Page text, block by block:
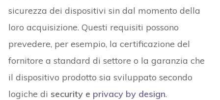
sicurezza dei dispositivi sin dal momento della
loro acquisizione. Questi requisiti possono
prevedere, per esempio, la certificazione del
fornitore a standard di settore o la garanzia che
il dispositivo prodotto sia sviluppato secondo
logiche di security e privacy by design.